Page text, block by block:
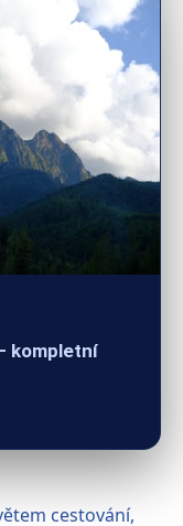
kompletní
cestování,